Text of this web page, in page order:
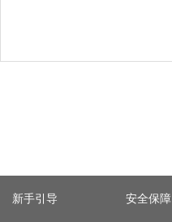
新手引导 安全保障